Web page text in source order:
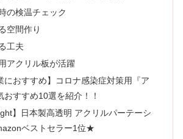
の検温チェック
空間作り
工夫
アクリル板が活躍
におすすめ】コロナ感染症対策用『ア
おすすめ10選を紹介！！
】日本製高透明 アクリルパーテーシ
ベストセラー1位★